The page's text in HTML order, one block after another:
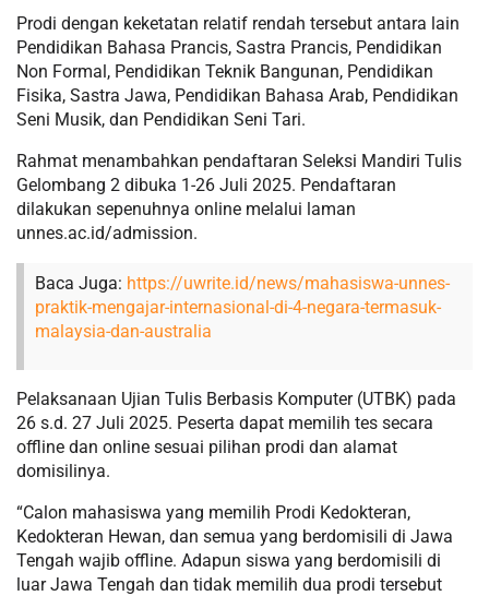
Prodi dengan keketatan relatif rendah tersebut antara lain
Pendidikan Bahasa Prancis, Sastra Prancis, Pendidikan
Non Formal, Pendidikan Teknik Bangunan, Pendidikan
Fisika, Sastra Jawa, Pendidikan Bahasa Arab, Pendidikan
Seni Musik, dan Pendidikan Seni Tari.
Rahmat menambahkan pendaftaran Seleksi Mandiri Tulis
Gelombang 2 dibuka 1-26 Juli 2025. Pendaftaran
dilakukan sepenuhnya online melalui laman
unnes.ac.id/admission.
Baca Juga: https://uwrite.id/news/mahasiswa-unnes-
praktik-mengajar-internasional-di-4-negara-termasuk-
malaysia-dan-australia
Pelaksanaan Ujian Tulis Berbasis Komputer (UTBK) pada
26 s.d. 27 Juli 2025. Peserta dapat memilih tes secara
offline dan online sesuai pilihan prodi dan alamat
domisilinya.
“Calon mahasiswa yang memilih Prodi Kedokteran,
Kedokteran Hewan, dan semua yang berdomisili di Jawa
Tengah wajib offline. Adapun siswa yang berdomisili di
luar Jawa Tengah dan tidak memilih dua prodi tersebut